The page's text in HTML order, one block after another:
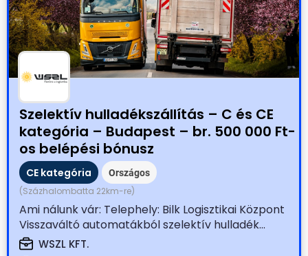
Szelektív hulladékszállítás – C és CE
kategória – Budapest – br. 500 000 Ft-
os belépési bónusz
CE kategória Országos
(Százhalombatta 22km-re)
Ami nálunk vár: Telephely: Bilk Logisztikai Központ
Visszaváltó automatákból szelektív hulladék...
WSZL KFT.